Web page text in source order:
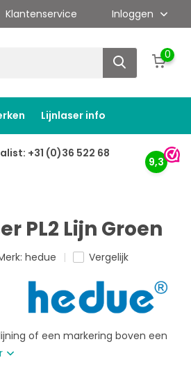
Klantenservice Inloggen
0
Lijnlaser info
+31 (0)36 522 68
9,3
PL2 Lijn Groen
hedue Vergelijk
of een markering boven een